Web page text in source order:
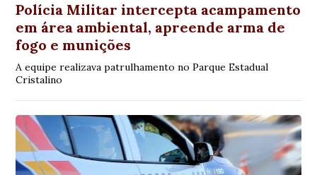
Polícia Militar intercepta acampamento
em área ambiental, apreende arma de
fogo e munições
A equipe realizava patrulhamento no Parque Estadual
Cristalino